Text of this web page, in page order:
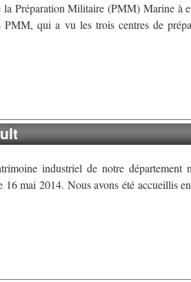
la Préparation Militaire (PMM) Marine à
qui a vu les trois centres de
industriel de notre département
mai 2014. Nous avons été accueillis